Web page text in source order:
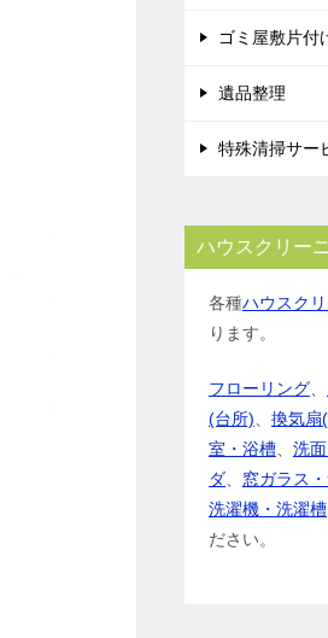
ゴミ屋敷片付
遺品整理
特殊清掃サー
ハウスクリー
各種ハウスク
ります。
フローリング
(台所)
換気扇
室・浴槽
洗
ダ
窓ガラス
洗濯機・洗濯槽
ださい。